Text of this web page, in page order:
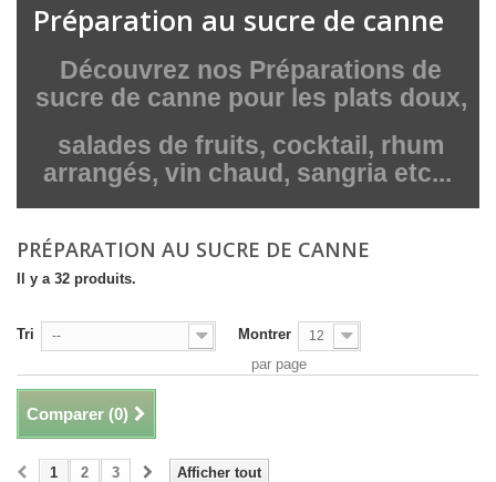
Préparation au sucre de canne
Découvrez nos Préparations de
sucre de canne pour les plats doux,
salades de fruits, cocktail, rhum
arrangés, vin chaud, sangria etc...
PRÉPARATION AU SUCRE DE CANNE
Il y a 32 produits.
Tri -- Montrer 12
par page
Comparer (0)
Afficher tout
1 2 3